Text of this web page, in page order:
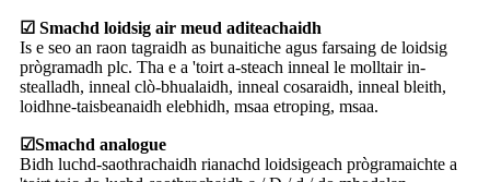
☑ Smachd loidsig air meud aditeachaidh
Is e seo an raon tagraidh as bunaitiche agus farsaing de loidsig
prògramadh plc. Tha e a 'toirt a-steach inneal le molltair in-
stealladh, inneal clò-bhualaidh, inneal cosaraidh, inneal bleith,
loidhne-taisbeanaidh elebhidh, msaa etroping, msaa.
☑Smachd analogue
Bidh luchd-saothrachaidh rianachd loidsigeach prògramaichte a